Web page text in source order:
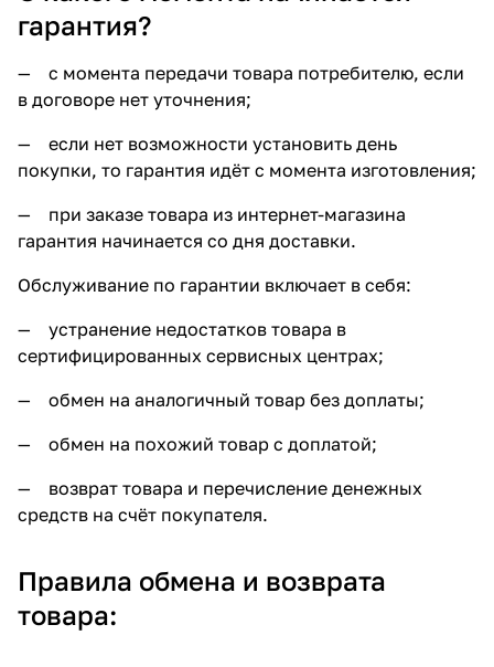
гарантия?
— с момента передачи товара потребителю, если
в договоре нет уточнения;
— если нет возможности установить день
покупки, то гарантия идёт с момента изготовления;
— при заказе товара из интернет-магазина
гарантия начинается со дня доставки.
Обслуживание по гарантии включает в себя:
— устранение недостатков товара в
сертифицированных сервисных центрах;
— обмен на аналогичный товар без доплаты;
— обмен на похожий товар с доплатой;
— возврат товара и перечисление денежных
средств на счёт покупателя.
Правила обмена и возврата
товара: